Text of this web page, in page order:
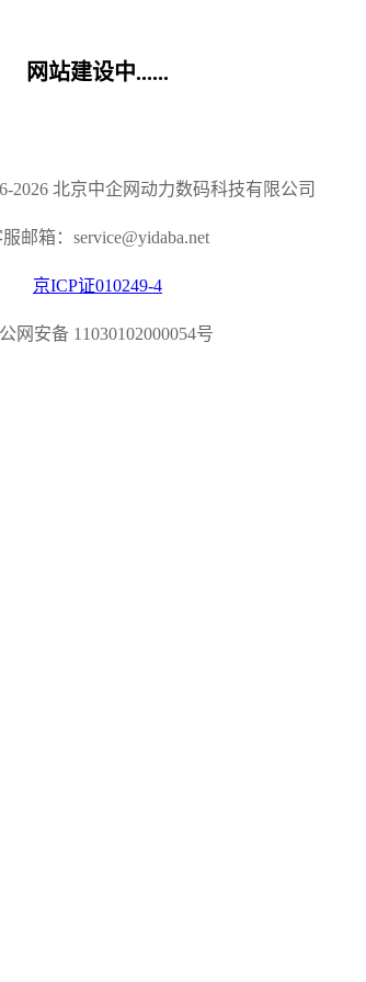
网站建设中......
2026 北京中企网动力数码科技有限公司
邮箱：service@yidaba.net
京ICP证010249-4
网安备 11030102000054号